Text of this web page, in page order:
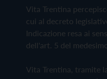
Vita Trentina
cui al decreto
Indicazione resa ai
dell'art. 5 del
Vita Trentina, tramite